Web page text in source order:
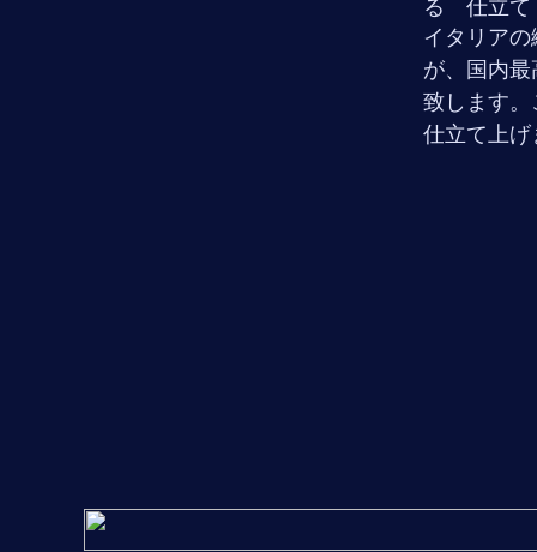
イタリア
が、国内
致します。
仕立て上げ